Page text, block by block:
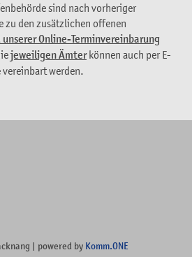
sind nach vorheriger
zu den zusätzlichen offenen
unserer Online-Terminvereinbarung
jeweiligen Ämterkönnen auch per E-
vereinbart werden.
| powered by Komm.ONE